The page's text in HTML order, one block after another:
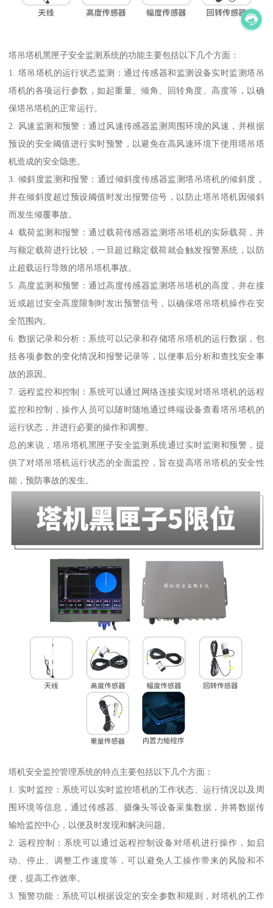
塔吊塔机黑匣子安全监测系统的功能主要包括以下几个方面：
1. 塔吊塔机的运行状态监测：通过传感器和监测设备实时监测塔吊
塔机的各项运行参数，如起重量、倾角、回转角度、高度等，以确
保塔吊塔机的正常运行。
2. 风速监测和预警：通过风速传感器监测周围环境的风速，并根据
预设的安全阈值进行实时预警，以避免在高风速环境下使用塔吊塔
机造成的安全隐患。
3. 倾斜度监测和报警：通过倾斜度传感器监测塔吊塔机的倾斜度，
并在倾斜度超过预设阈值时发出报警信号，以防止塔吊塔机因倾斜
而发生倾覆事故。
4. 载荷监测和报警：通过载荷传感器监测塔吊塔机的实际载荷，并
与额定载荷进行比较，一旦超过额定载荷就会触发报警系统，以防
止超载运行导致的塔吊塔机事故。
5. 高度监测和预警：通过高度传感器监测塔吊塔机的高度，并在接
近或超过安全高度限制时发出预警信号，以确保塔吊塔机操作在安
全范围内。
6. 数据记录和分析：系统可以记录和存储塔吊塔机的运行数据，包
括各项参数的变化情况和报警记录等，以便事后分析和查找安全事
故的原因。
7. 远程监控和控制：系统可以通过网络连接实现对塔吊塔机的远程
监控和控制，操作人员可以随时随地通过终端设备查看塔吊塔机的
运行状态，并进行必要的操作和调整。
总的来说，塔吊塔机黑匣子安全监测系统通过实时监测和预警，提
供了对塔吊塔机运行状态的全面监控，旨在提高塔吊塔机的安全性
能，预防事故的发生。
塔机安全监控管理系统的特点主要包括以下几个方面：
1. 实时监控：系统可以实时监控塔机的工作状态、运行情况以及周
围环境等信息，通过传感器、摄像头等设备采集数据，并将数据传
输给监控中心，以便及时发现和解决问题。
2. 远程控制：系统可以通过远程控制设备对塔机进行操作，如启
动、停止、调整工作速度等，可以避免人工操作带来的风险和不
便，提高工作效率。
3. 预警功能：系统可以根据设定的安全参数和规则，对塔机的工作